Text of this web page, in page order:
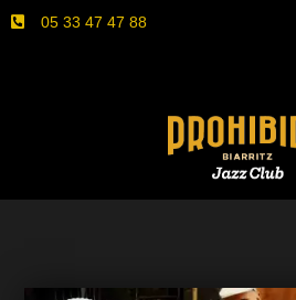
 05 33 47 47 88